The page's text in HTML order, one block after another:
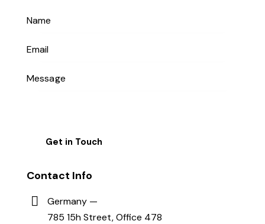
Contact Info
Germany —
785 15h Street, Office 478